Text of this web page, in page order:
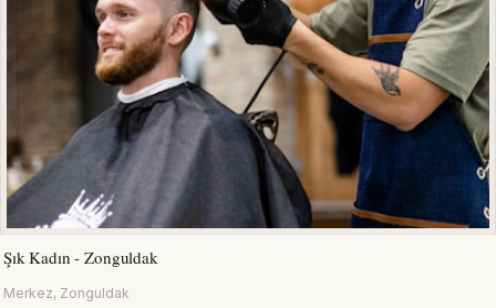
Şık Kadın - Zonguldak
Merkez, Zonguldak